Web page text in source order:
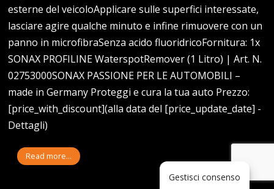
esterne del veicoloApplicare sulle superfici interessate,
lasciare agire qualche minuto e infine rimuovere con un
panno in microfibraSenza acido fluoridricoFornitura: 1x
SONAX PROFILINE WaterspotRemover (1 Litro) | Art. N.
02753000SONAX PASSIONE PER LE AUTOMOBILI –
made in Germany Proteggi e cura la tua auto Prezzo:
[price_with_discount](alla data del [price_update_date] -
Dettagli)
Read more...
Gestisci consenso